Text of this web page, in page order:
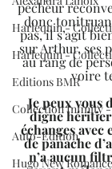
Harlequin -
Harlequin -
Editions BMR
Collection Infinity
Auto-Edition
Hugo New Romance
pêcheur
donc
pas, il s’agit
sur Arthur, ses
au rang de
voire
Je peux vous
digne héritier
échanges avec
de panache
n’a aucun